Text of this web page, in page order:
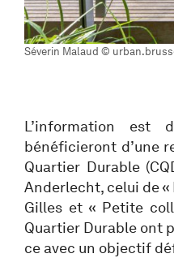
Séverin Malaud ©
L’information est
bénéficieront d’une
Quartier Durable
Anderlecht, celui de
Gilles et « Petite
Quartier Durable ont
ce avec un objectif